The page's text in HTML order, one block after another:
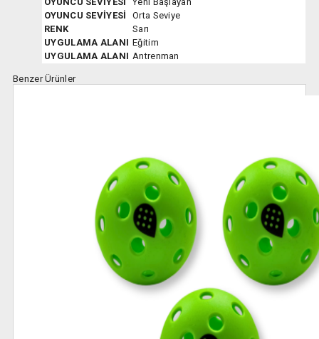
OYUNCU SEVİYESİ
Orta Seviye
RENK
Sarı
UYGULAMA ALANI Eğitim
UYGULAMA ALANI Antrenman
Benzer Ürünler